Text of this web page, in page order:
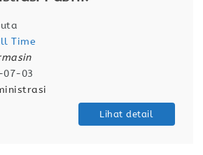
Time
07-03
Lihat detail